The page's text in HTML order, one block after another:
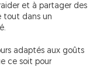
et à partager des
tout dans un
adaptés aux goûts
ce soit pour